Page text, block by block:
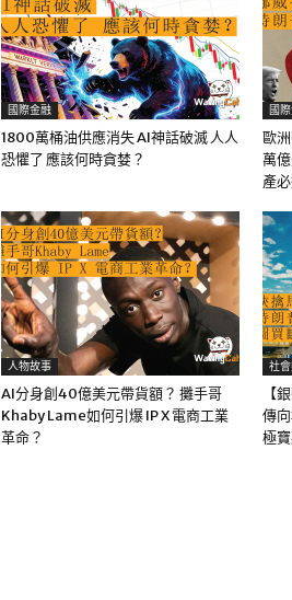
國際金融
1800萬桶油供應消失 AI神話破滅 人人
恐懼了 應該何時貪婪？
國
歐
萬
產
人物故事
AI分身創40億美元帶貨額？ 攤手哥
Khaby Lame如何引爆 IP X 電商工業
革命？
社
【
傳
極